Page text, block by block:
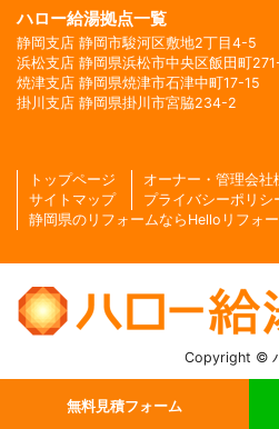
無料見積フォーム
ハロー給湯拠点一覧
静岡支店 静岡市駿河区敷地2丁目4-5
浜松支店 静岡県浜松市中央区飯田町
焼津支店 静岡県焼津市石津中町17-15
掛川支店 静岡県掛川市宮脇234-2
トップページ オーナー・管理会社
サイトマップ
プライバシーポリシ
静岡県のリフォームならHelloリフォ
Copyright ©